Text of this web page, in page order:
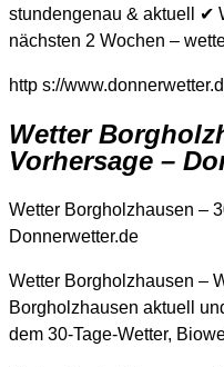
stundengenau & aktuell ✔
nächsten 2 Wochen –
http s://
Wetter
Vorhersage –
Wetter Borgholzhausen –
Donnerwetter.de
Wetter Borgholzhausen –
Borgholzhausen aktuell
dem 30-Tage-Wetter,